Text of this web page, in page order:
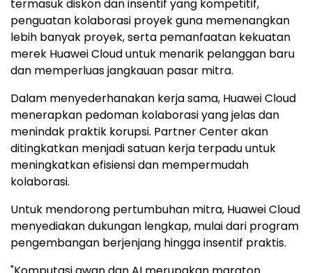
termasuk diskon dan insentif yang kompetitif,
penguatan kolaborasi proyek guna memenangkan
lebih banyak proyek, serta pemanfaatan kekuatan
merek Huawei Cloud untuk menarik pelanggan baru
dan memperluas jangkauan pasar mitra.
Dalam menyederhanakan kerja sama, Huawei Cloud
menerapkan pedoman kolaborasi yang jelas dan
menindak praktik korupsi. Partner Center akan
ditingkatkan menjadi satuan kerja terpadu untuk
meningkatkan efisiensi dan mempermudah
kolaborasi.
Untuk mendorong pertumbuhan mitra, Huawei Cloud
menyediakan dukungan lengkap, mulai dari program
pengembangan berjenjang hingga insentif praktis.